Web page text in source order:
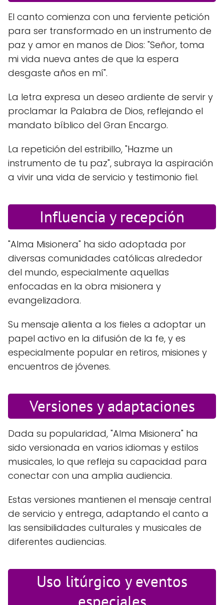
El canto comienza con una ferviente petición
para ser transformado en un instrumento de
paz y amor en manos de Dios: "Señor, toma
mi vida nueva antes de que la espera
desgaste años en mí".
La letra expresa un deseo ardiente de servir y
proclamar la Palabra de Dios, reflejando el
mandato bíblico del Gran Encargo.
La repetición del estribillo, "Hazme un
instrumento de tu paz", subraya la aspiración
a vivir una vida de servicio y testimonio fiel.
Influencia y recepción
"Alma Misionera" ha sido adoptada por
diversas comunidades católicas alrededor
del mundo, especialmente aquellas
enfocadas en la obra misionera y
evangelizadora.
Su mensaje alienta a los fieles a adoptar un
papel activo en la difusión de la fe, y es
especialmente popular en retiros, misiones y
encuentros de jóvenes.
Versiones y adaptaciones
Dada su popularidad, "Alma Misionera" ha
sido versionada en varios idiomas y estilos
musicales, lo que refleja su capacidad para
conectar con una amplia audiencia.
Estas versiones mantienen el mensaje central
de servicio y entrega, adaptando el canto a
las sensibilidades culturales y musicales de
diferentes audiencias.
Uso litúrgico y eventos